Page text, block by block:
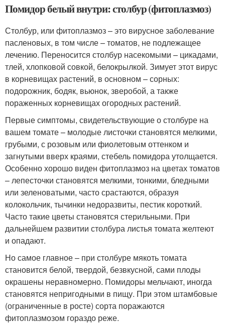
Помидор белый внутри: столбур (фитоплазмоз)
Столбур, или фитоплазмоз – это вирусное заболевание
пасленовых, в том числе – томатов, не подлежащее
лечению. Переносится столбур насекомыми – цикадами,
тлей, хлопковой совкой, белокрылкой. Зимует этот вирус
в корневищах растений, в основном – сорных:
подорожник, бодяк, вьюнок, зверобой, а также
пораженных корневищах огородных растений.
Первые симптомы, свидетельствующие о столбуре на
вашем томате – молодые листочки становятся мелкими,
грубыми, с розовым или фиолетовым оттенком и
загнутыми вверх краями, стебель помидора утолщается.
Особенно хорошо виден фитоплазмоз на цветах томатов
– лепесточки становятся мелкими, тонкими, бледными
или зеленоватыми, часто срастаются, образуя
колокольчик, тычинки недоразвиты, пестик короткий.
Часто такие цветы становятся стерильными. При
дальнейшем развитии столбура листья томата желтеют
и опадают.
Но самое главное – при столбуре мякоть томата
становится белой, твердой, безвкусной, сами плоды
окрашены неравномерно. Помидоры мельчают, иногда
становятся непригодными в пищу. При этом штамбовые
(ограниченные в росте) сорта поражаются
фитоплазмозом гораздо реже.